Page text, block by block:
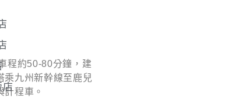
程約50-80分鐘，建
乘九州新幹線至鹿兒
程車。
店